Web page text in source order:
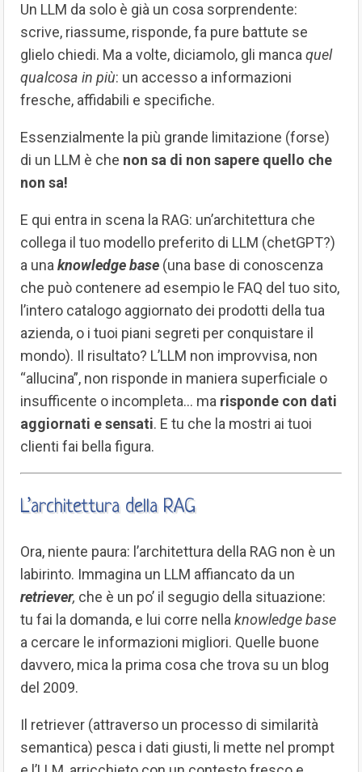
Un LLM da solo è già un cosa sorprendente:
scrive, riassume, risponde, fa pure battute se
glielo chiedi. Ma a volte, diciamolo, gli mancaquel
qualcosa in più: un accesso a informazioni
fresche, affidabili e specifiche.
Essenzialmente la più grande limitazione (forse)
di un LLM è che non sa di non sapere quello che
non sa!
E qui entra in scena la RAG: un’architettura che
collega il tuo modello preferito di LLM (chetGPT?)
a unaknowledge base (una base di conoscenza
che può contenere ad esempio le FAQ del tuo sito,
l’intero catalogo aggiornato dei prodotti della tua
azienda, o i tuoi piani segreti per conquistare il
mondo). Il risultato? L’LLM non improvvisa, non
“allucina”, non risponde in maniera superficiale o
insufficente o incompleta… ma risponde con dati
aggiornati e sensati. E tu che la mostri ai tuoi
clienti fai bella figura.
L’architettura della RAG
Ora, niente paura: l’architettura della RAG non è un
labirinto. Immagina un LLM affiancato da un
retriever, che è un po’ il segugio della situazione:
tu fai la domanda, e lui corre nellaknowledge base
a cercare le informazioni migliori. Quelle buone
davvero, mica la prima cosa che trova su un blog
del 2009.
Il retriever (attraverso un processo di similarità
semantica) pesca i dati giusti, li mette nel prompt